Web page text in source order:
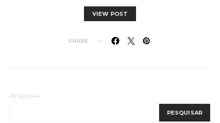
VIEW POST
SHARE
PESQUISAR
PESQUISAR